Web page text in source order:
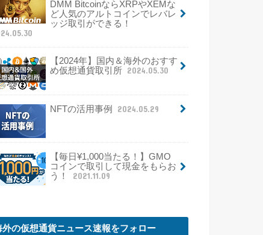
DMM BitcoinならXRPやXEMな
ど人気のアルトコインでレバレ
ッジ取引ができる！
【2024年】国内＆海外のおすす
め仮想通貨取引所 2024.05.30
NFTの活用事例 2024.05.29
【毎日¥1,000当たる！】GMO
コインで取引して現金をもらお
う！
2021.11.09
外の仮想通貨ニュース速報をフォロー